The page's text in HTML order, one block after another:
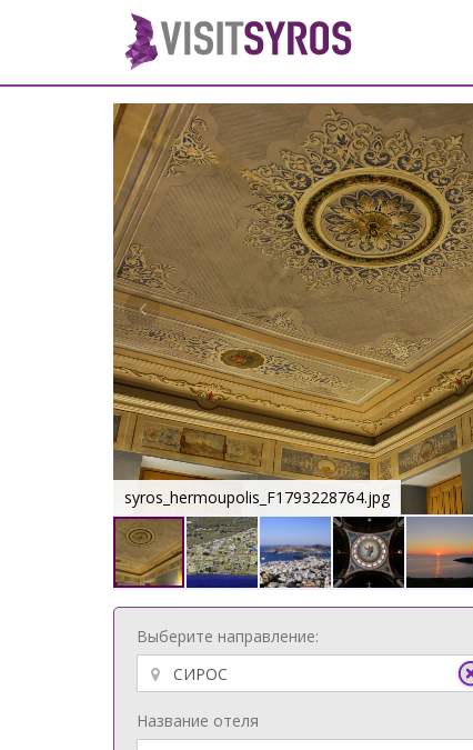
syros_hermoupolis_F1793228764.jpg
Выберите направление:
Название отеля